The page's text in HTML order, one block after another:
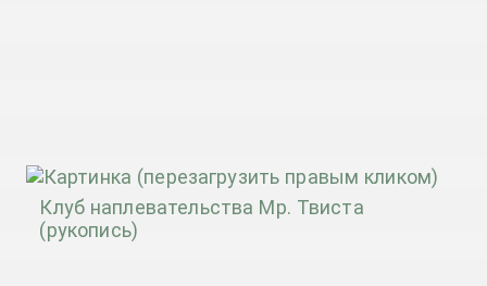
Клуб наплевательства Мр. Твиста
(рукопись)